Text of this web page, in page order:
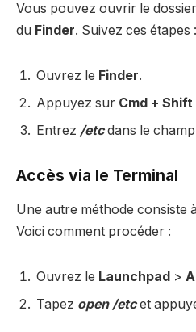
Vous pouvez ouvrir le dossier
du Finder. Suivez ces étapes :
Ouvrez le Finder.
Appuyez sur Cmd + Shift
Entrez /etcdans le
Accès via le Terminal
Une autre méthode consiste
Voici comment procéder :
Ouvrez le Launchpad >
Tapez open /etcet